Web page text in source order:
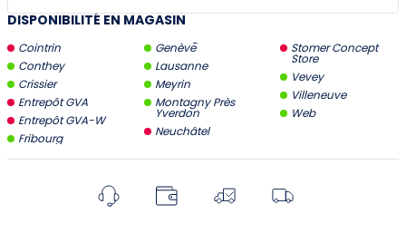
DISPONIBILITÉ EN MAGASIN
Cointrin
Conthey
Crissier
Entrepôt GVA
Entrepôt GVA-W
Fribourg
Genève
Lausanne
Meyrin
Montagny Près
Yverdon
Neuchâtel
Stomer Concept
Store
Vevey
Villeneuve
Web